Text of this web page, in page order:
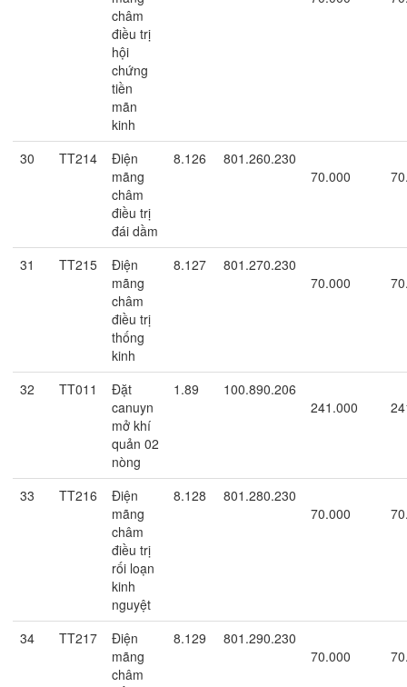
châm
điều trị
hội
chứng
tiền
mãn
kinh
30 TT214
Điện
mãng
châm
điều trị
đái dầm
8.126
801.260.230
70.000
31 TT215
Điện
mãng
châm
điều trị
thống
kinh
8.127
801.270.230
70.000
32 TT011
Đặt
canuyn
mở khí
quản 02
nòng
1.89
100.890.206
241.000
33 TT216
Điện
mãng
châm
điều trị
rối loạn
kinh
nguyệt
8.128
801.280.230
70.000
34 TT217
Điện
mãng
châm
8.129
801.290.230
70.000